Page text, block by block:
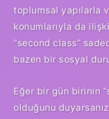
toplumsal yapılarla
konumlarıyla da
“second class”
bazen bir sosyal
Eğer bir gün birinin
olduğunu